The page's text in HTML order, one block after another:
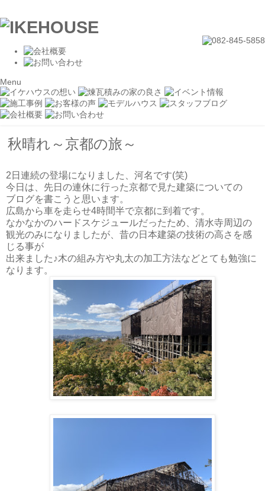
Menu
秋晴れ～京都の旅～
2日連続の登場になりました、河名です(笑)
今日は、先日の連休に行った京都で見た建築についての
ブログを書こうと思います。
広島から車を走らせ4時間半で京都に到着です。
なかなかのハードスケジュールだったため、清水寺周辺の
観光のみになりましたが、昔の日本建築の技術の高さを感
じる事が
出来ました♪木の組み方や丸太の加工方法などとても勉強に
なります。